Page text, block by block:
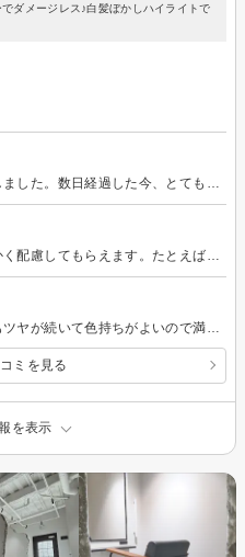
ダメージレス♪白髪ぼかしハイライトで
ミを見る
を表示